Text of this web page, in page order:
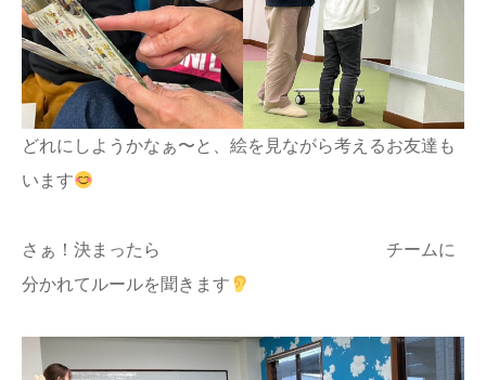
どれにしようかなぁ〜と、絵を見ながら考えるお友達も
います
さぁ！決まったら チームに
分かれてルールを聞きます